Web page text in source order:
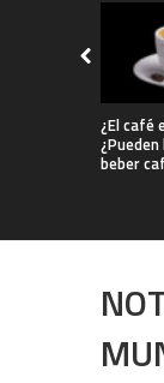
¿El café
beber